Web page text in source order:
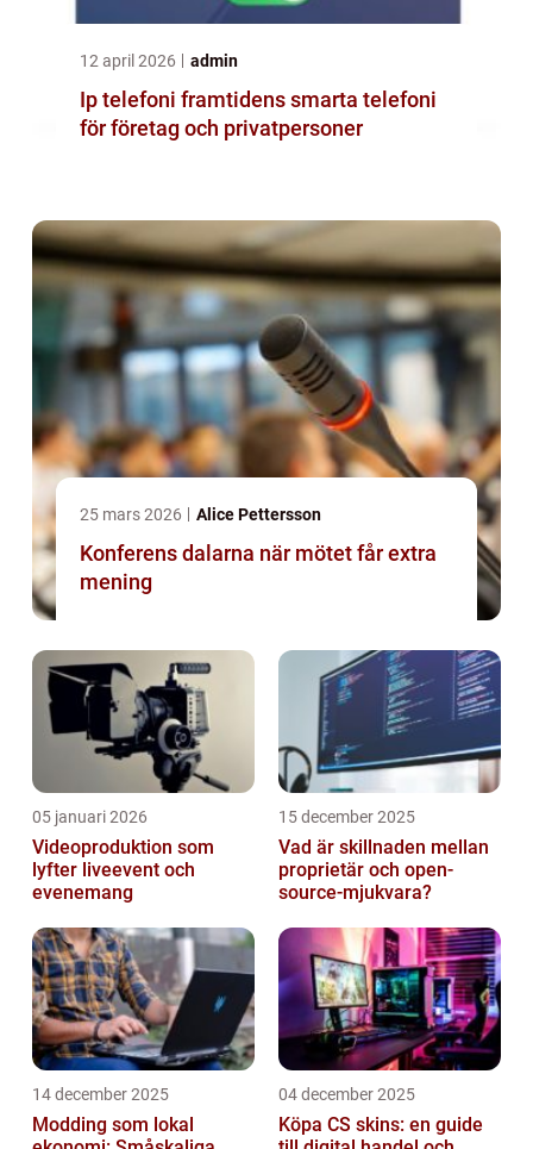
12 april 2026 admin
Ip telefoni framtidens smarta telefoni
för företag och privatpersoner
25 mars 2026 Alice Pettersson
Konferens dalarna när mötet får extra
mening
05 januari 2026
Videoproduktion som
lyfter liveevent och
evenemang
15 december 2025
Vad är skillnaden mellan
proprietär och open-
source-mjukvara?
14 december 2025
Modding som lokal
04 december 2025
Köpa CS skins: en guide